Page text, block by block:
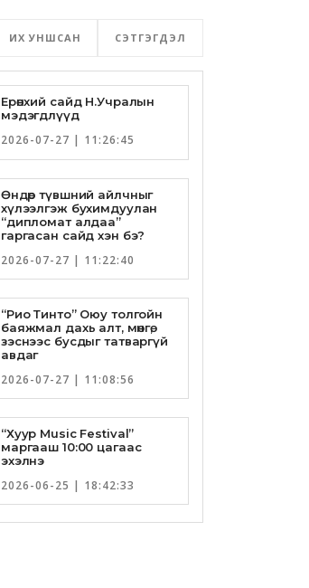
ИХ УНШСАН СЭТГЭГДЭЛ
Ерөнхий сайд Н.Учралын
мэдэгдлүүд
2026-07-27 | 11:26:45
Өндөр түвшний айлчныг
хүлээлгэж бухимдуулан
“дипломат алдаа”
гаргасан сайд хэн бэ?
2026-07-27 | 11:22:40
“Рио Тинто” Оюу толгойн
баяжмал дахь алт, мөнгө,
зэснээс бусдыг татваргүй
авдаг
2026-07-27 | 11:08:56
“Хуур Music Festival”
маргааш 10:00 цагаас
эхэлнэ
2026-06-25 | 18:42:33